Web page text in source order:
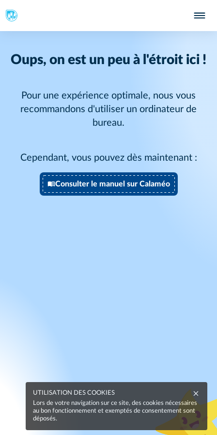
Oups, on est un peu à l'étroit ici !
Pour une expérience optimale, nous vous
recommandons d'utiliser un ordinateur de
bureau.
Cependant, vous pouvez dès maintenant :
Consulter le manuel sur Calaméo
UTILISATION DES COOKIES
Lors de votre navigation sur ce site, des cookies nécessaires
au bon fonctionnement et exemptés de consentement sont
déposés.